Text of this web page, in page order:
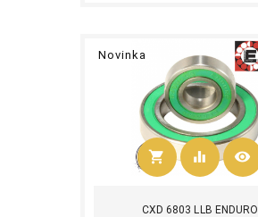
Novinka
shopping_cart
Kúpiť
equalizer visibility
CXD 6803 LLB ENDURO